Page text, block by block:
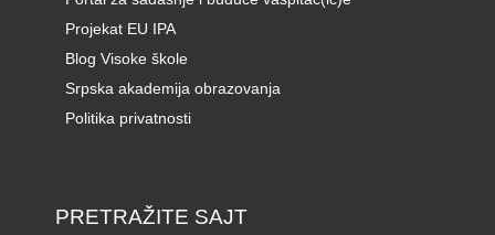
Projekat EU IPA
Blog Visoke škole
Srpska akademija obrazovanja
Politika privatnosti
PRETRAŽITE SAJT